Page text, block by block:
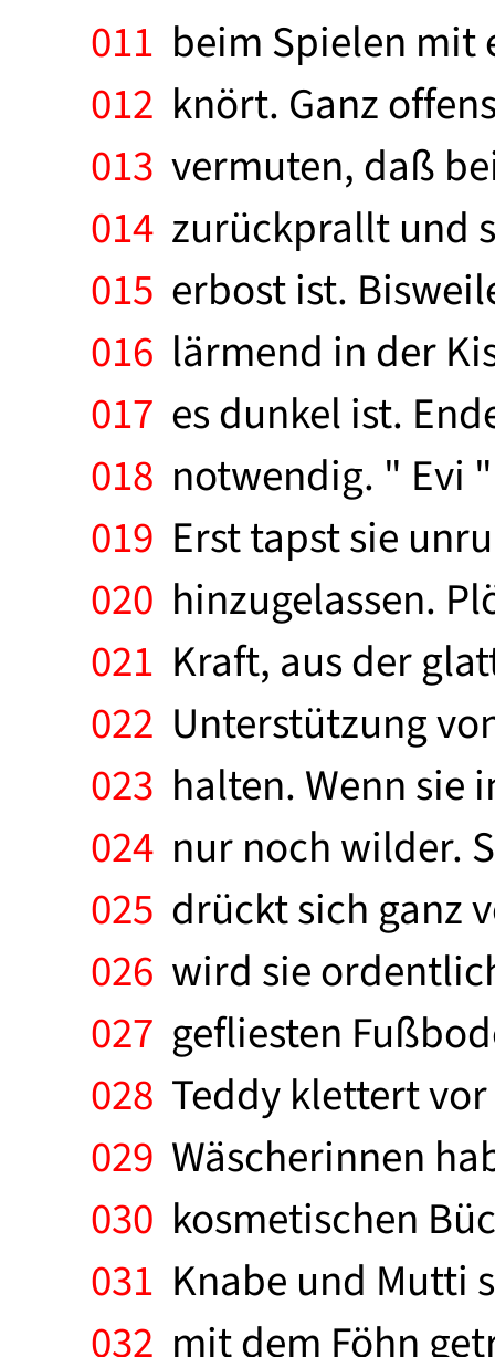
011 beim Spielen mit
012 knört. Ganz
013 vermuten, daß
014 zurückprallt und
015 erbost ist.
016 lärmend in der
017 es dunkel ist.
018 notwendig. " Evi
019 Erst tapst sie
020 hinzugelassen.
021 Kraft, aus der
022 Unterstützung
023 halten. Wenn sie
024 nur noch wilder.
025 drückt sich ganz
026 wird sie
027 gefliesten
028 Teddy klettert
029 Wäscherinnen
030 kosmetischen
031 Knabe und Mutti
032 mit dem Föhn